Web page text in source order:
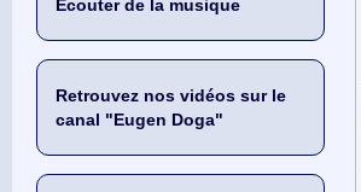
Écouter de la musique
Retrouvez nos vidéos sur le
canal "Eugen Doga"